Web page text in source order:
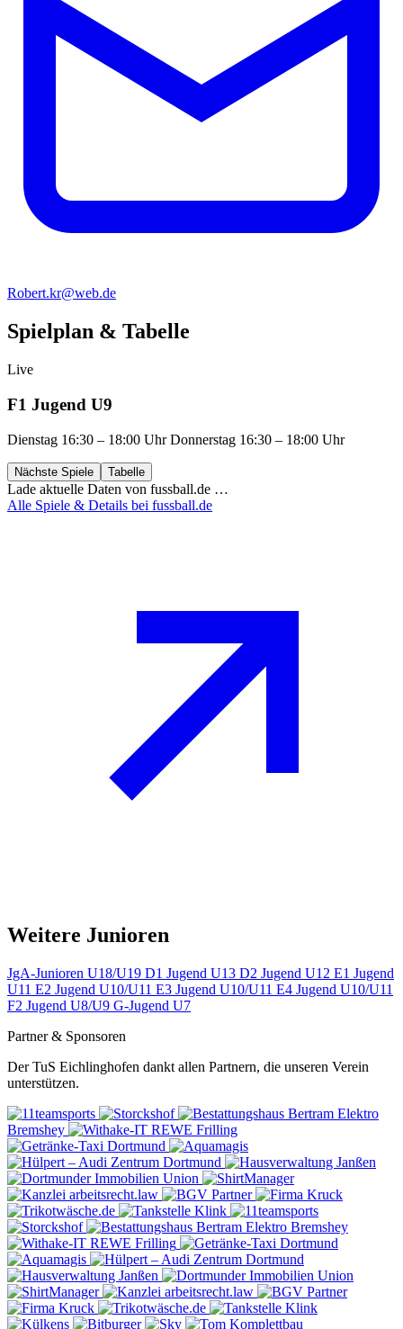
Robert.kr@web.de
Spielplan & Tabelle
Live
F1 Jugend U9
Dienstag 16:30 – 18:00 Uhr Donnerstag 16:30 – 18:00 Uhr
Nächste Spiele Tabelle
Lade aktuelle Daten von fussball.de …
Alle Spiele & Details bei fussball.de
Weitere Junioren
JgA-Junioren U18/U19 D1 Jugend U13 D2 Jugend U12 E1 Jugend
U11 E2 Jugend U10/U11 E3 Jugend U10/U11 E4 Jugend U10/U11
F2 Jugend U8/U9 G-Jugend U7
Partner & Sponsoren
Der TuS Eichlinghofen dankt allen Partnern, die unseren Verein
unterstützen.
Elektro
Bremshey
REWE Frilling
Elektro Bremshey
REWE Frilling